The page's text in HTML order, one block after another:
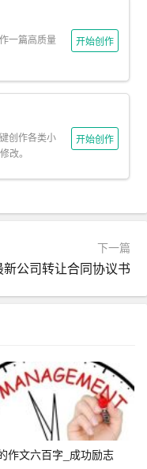
天都充满阳光”，就足
冬日里的一缕阳光，
记得、被祝福的幸
活中，也不要忘记那
爱意。
一个简单的拥抱，一
祝福时，不妨先思考
安慰、还是简单的陪
的祝福才是最有意义
共鸣的时刻。通过分
是在与他人分享生活
彼此之间的情感联
。在社交媒体上，
一篇高质量
开始创作
创作各类小
改。
开始创作
下一篇
新公司转让合同协议书
作文六百字_成功励志